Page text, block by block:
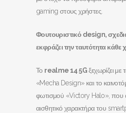
gaming στους χρήστες.
Φουτουριστικό design,
εκφράζει την ταυτότητα κάθε
Το realme14 5Gξεχωρίζει με
«Mecha Design» και το
φωτισμού «Victory Halo», που
αισθητικό χαρακτήρα του